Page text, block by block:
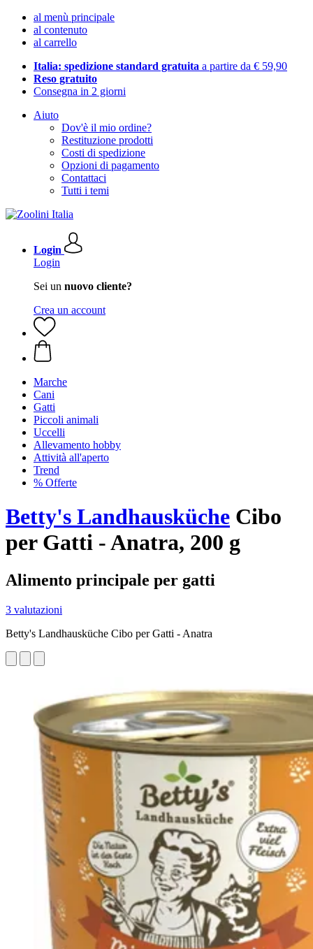
al menù principale
al contenuto
al carrello
Italia: spedizione standard gratuita a partire da € 59,90
Reso gratuito
Consegna in 2 giorni
Aiuto
Dov'è il mio ordine?
Restituzione prodotti
Costi di spedizione
Opzioni di pagamento
Contattaci
Tutti i temi
Login
Login
Sei un nuovo cliente?
Crea un account
Marche
Cani
Gatti
Piccoli animali
Uccelli
Allevamento hobby
Attività all'aperto
Trend
% Offerte
Betty's Landhausküche Cibo
per Gatti - Anatra, 200 g
Alimento principale per gatti
3 valutazioni
Betty's Landhausküche Cibo per Gatti - Anatra